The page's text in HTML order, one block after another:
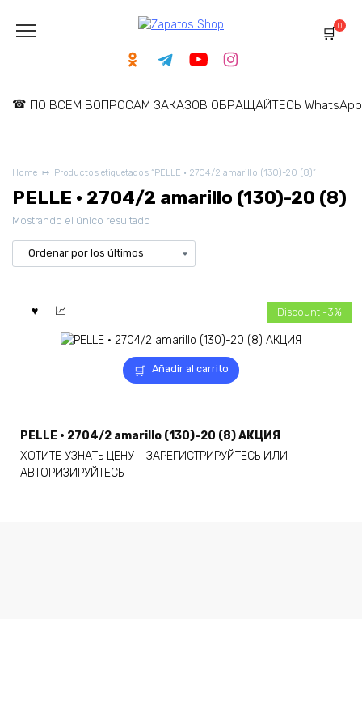
content
ПО ВСЕМ ВОПРОСАМ ЗАКАЗОВ ОБРАЩАЙТЕСЬ
0
Home Productos etiquetados “PELLE · 2704/2 amarillo (130)-20 (8)”
PELLE · 2704/2 amarillo (130)-20 (8)
Mostrando el único resultado
Añadir al carrito
Discount -3%
PELLE · 2704/2 amarillo (130)-20 (8) АКЦИЯ
ХОТИТЕ УЗНАТЬ ЦЕНУ - ЗАРЕГИСТРИРУЙТЕСЬ ИЛИ
АВТОРИЗИРУЙТЕСЬ